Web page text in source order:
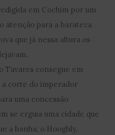
em Cochim por um
atenção para a barateza
que já nessa altura os
Tavares consegue em
a corte do imperador
uma concessão
se erguia uma cidade que
a banha, o Hooghly,